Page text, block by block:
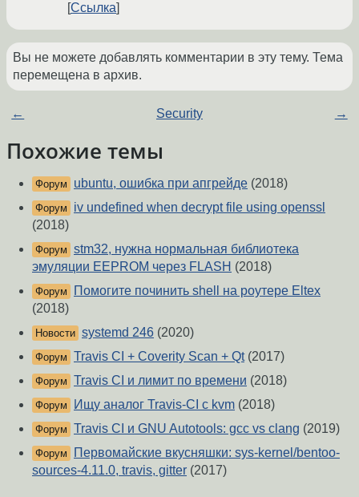
Ссылка
Вы не можете добавлять комментарии в эту тему. Тема
перемещена в архив.
← Security →
Похожие темы
Форум ubuntu, ошибка при апгрейде (2018)
Форум
iv undefined when decrypt file using openssl
(2018)
Форум stm32, нужна нормальная библиотека
эмуляции EEPROM через FLASH (2018)
Форум
Помогите починить shell на роутере Eltex
(2018)
Новости systemd 246 (2020)
Форум Travis CI + Coverity Scan + Qt(2017)
Форум Travis CI и лимит по времени (2018)
Форум Ищу аналог Travis-CI с kvm (2018)
Форум Travis CI и GNU Autotools: gcc vs clang (2019)
Форум
Первомайские вкусняшки: sys-kernel/bentoo-
sources-4.11.0, travis, gitter (2017)